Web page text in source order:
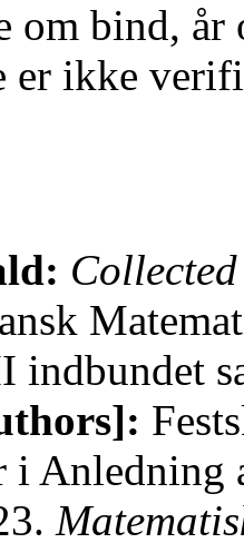
om bind, år
ikke
indbundet
Anledning